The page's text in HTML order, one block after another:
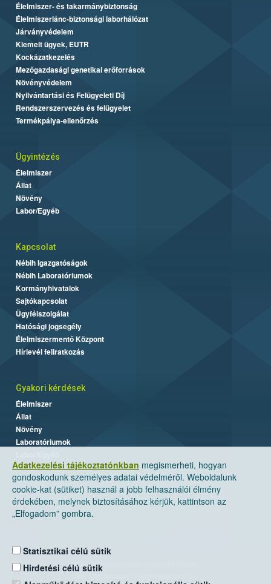
Adatkezelési tájékoztatónkban megismerheti, hogyan
gondoskodunk személyes adatai védelméről. Weboldalunk
cookie-kat (sütiket) használ a jobb felhasználói élmény
érdekében, melynek biztosításához kérjük, kattintson az
„Elfogadom” gombra.
Statisztikai célú sütik
Hirdetési célú sütik
Élelmiszer- és takarmánybiztonság
Élelmiszerlánc-biztonsági laborhálózat
Járványvédelem
Kiemelt ügyek, EUTR
Kockázatkezelés
Mezőgazdasági genetikai erőforrások
Növényvédelem
Nyilvántartási és Felügyeleti Díj
Rendszerszervezés és felügyelet
Termékpálya-ellenőrzés
Ügyintézés
Élelmiszer
Állat
Növény
Labor/Egyéb
Kapcsolat
Nébih Igazgatóságok
Nébih Laboratóriumok
Kormányhivatalok
Sajtókapcsolat
Ügyfélszolgálat
Hatósági jogsegély
Élelmiszermentő Központ
Hírlevél feliratkozás
Gyakori kérdések
Élelmiszer
Állat
Növény
Laboratóriumok
Nemzeti Élelmiszerlánc-biztonsági Hivatal